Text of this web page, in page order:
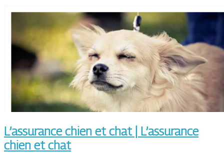
L’assurance chien et chat | L’assurance
chien et chat